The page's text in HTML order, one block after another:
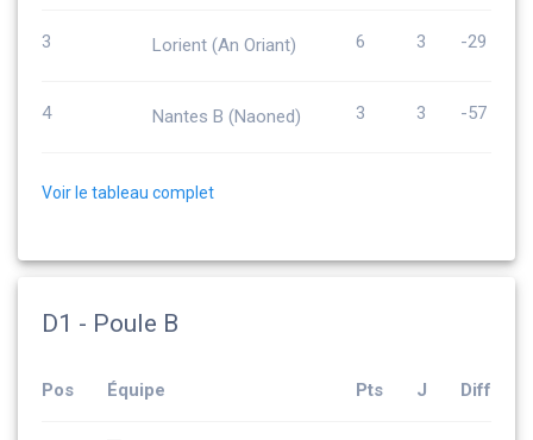
3 Lorient (An Oriant) 6 3 -29
4 Nantes B (Naoned) 3 3 -57
Voir le tableau complet
D1 - Poule B
Pos Équipe Pts J Diff